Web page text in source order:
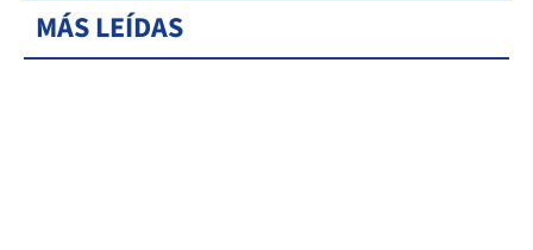
MÁS LEÍDAS